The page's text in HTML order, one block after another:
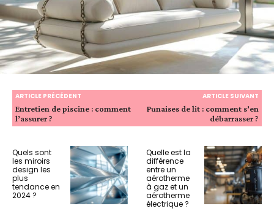
ARTICLE PRÉCÉDENT
Entretien de piscine : comment
l’assurer ?
ARTICLE SUIVANT
Punaises de lit : comment s’en
débarrasser ?
Quels sont
les miroirs
design les
plus
tendance en
2024 ?
Quelle est la
différence
entre un
aérotherme
à gaz et un
aérotherme
électrique ?